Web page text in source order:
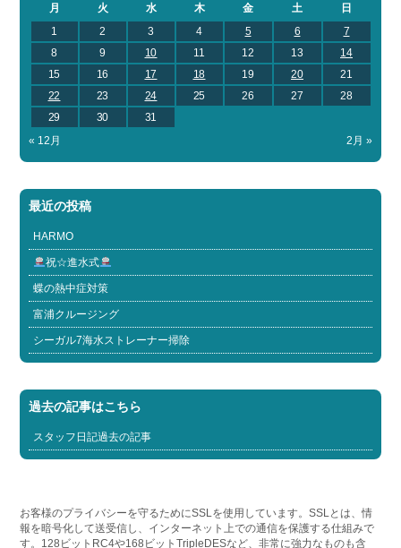
月
火 水 木 金 土
日
1
2 3 4 5 6
7
8
9 10 11 12 13
14
15
16 17 18 19 20
21
22
23 24 25 26 27
28
29
30
31
« 12月
2月 »
最近の投稿
HARMO
祝☆進水式
蝶の熱中症対策
富浦クルージング
シーガル7海水ストレーナー掃除
過去の記事はこちら
スタッフ日記過去の記事
お客様のプライバシーを守るためにSSLを使用しています。SSLとは、情
報を暗号化して送受信し、インターネット上での通信を保護する仕組みで
す。128ビットRC4や168ビットTripleDESなど、非常に強力なものも含